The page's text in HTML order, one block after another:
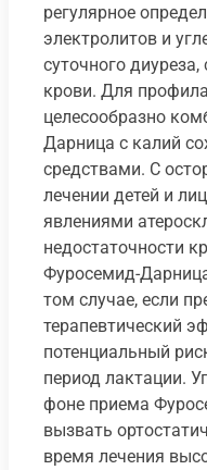
регулярное
электролитов и
суточного
крови. Для
целесообразно
Дарница с калий
средствами. С
лечении детей и
явлениями
недостаточности
Фуросемид-
том случае, если
терапевтический
потенциальный
период лактации.
фоне приема
вызвать
время лечения